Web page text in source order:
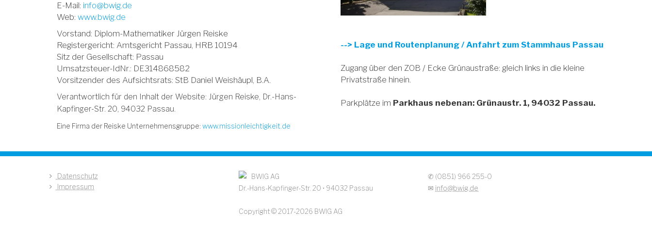
E-Mail: info@bwig.de
Web: www.bwig.de
Vorstand: Diplom-Mathematiker Jürgen Reiske
Registergericht: Amtsgericht Passau, HRB 10194
Sitz der Gesellschaft: Passau
Umsatzsteuer-IdNr.: DE314868582
Vorsitzender des Aufsichtsrats: StB Daniel Weishäupl, B.A.
Verantwortlich für den Inhalt der Website: Jürgen Reiske, Dr.-Hans-
Kapfinger-Str. 20, 94032 Passau.
Eine Firma der Reiske Unternehmensgruppe: www.missionleichtigkeit.de
--> Lage und Routenplanung / Anfahrt zum Stammhaus Passau
Zugang über den ZOB / Ecke Grünaustraße: gleich links in die kleine
Privatstraße hinein.
Parkplätze im Parkhaus nebenan: Grünaustr. 1, 94032 Passau.
Datenschutz
Impressum
BWIG AG
Dr.-Hans-Kapfinger-Str. 20 • 94032 Passau
Copyright © 2017-2026 BWIG AG
✆ (0851) 966 255-0
✉ info@bwig.de